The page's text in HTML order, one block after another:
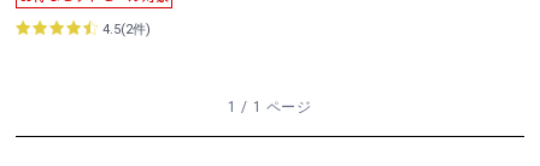
4.5(2件)
1 / 1 ページ